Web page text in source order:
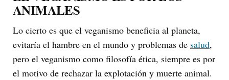
ANIMALES
Lo cierto es que el veganismo beneficia al planeta,
evitaría el hambre en el mundo y problemas de salud,
pero el veganismo como filosofía ética, siempre es por
el motivo de rechazar la explotación y muerte animal.